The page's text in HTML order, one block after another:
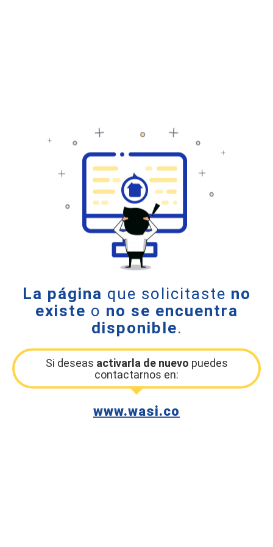
La página que solicitaste no
existe o no se encuentra
disponible.
Si deseas activarla de nuevo puedes
contactarnos en:
www.wasi.co